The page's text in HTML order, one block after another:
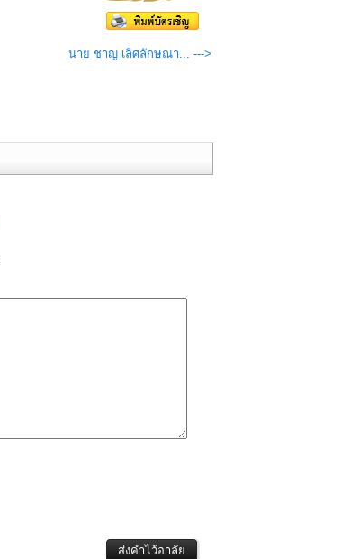
นาย ชาญ เลิศลักษณา... --->